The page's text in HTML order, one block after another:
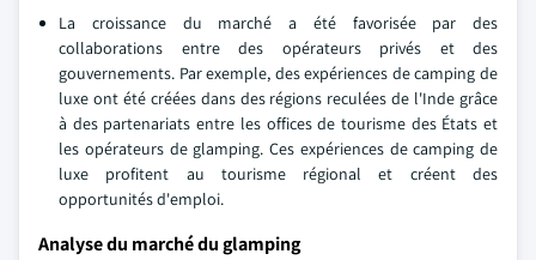
La croissance du marché a été favorisée par des
collaborations entre des opérateurs privés et des
gouvernements. Par exemple, des expériences de camping de
luxe ont été créées dans des régions reculées de l'Inde grâce
à des partenariats entre les offices de tourisme des États et
les opérateurs de glamping. Ces expériences de camping de
luxe profitent au tourisme régional et créent des
opportunités d'emploi.
Analyse du marché du glamping